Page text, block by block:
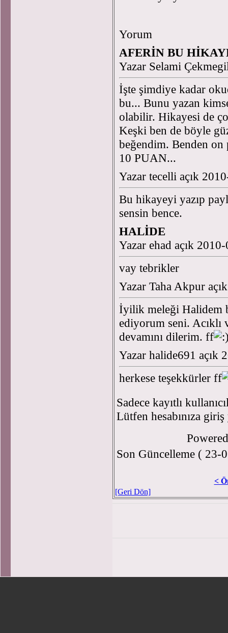
Yorum
AFERİN BU
Yazar Selami
İşte şimdiye kadar
bu... Bunu yazan
olabilir. Hikayesi de
Keşki ben de böyle
beğendim. Benden
10 PUAN...
Yazar tecelli açık
Bu hikayeyi yazıp
sensin bence.
HALİDE
Yazar ehad açık
vay tebrikler
Yazar Taha Akpur
İyilik meleği Halidem
ediyorum seni. Acıklı
devamını dilerim. ff
Yazar halide691 açık
herkese teşekkürler ff
Sadece kayıtlı
Lütfen hesabınıza
Son Güncelleme ( 23-
<
[Geri Dön]